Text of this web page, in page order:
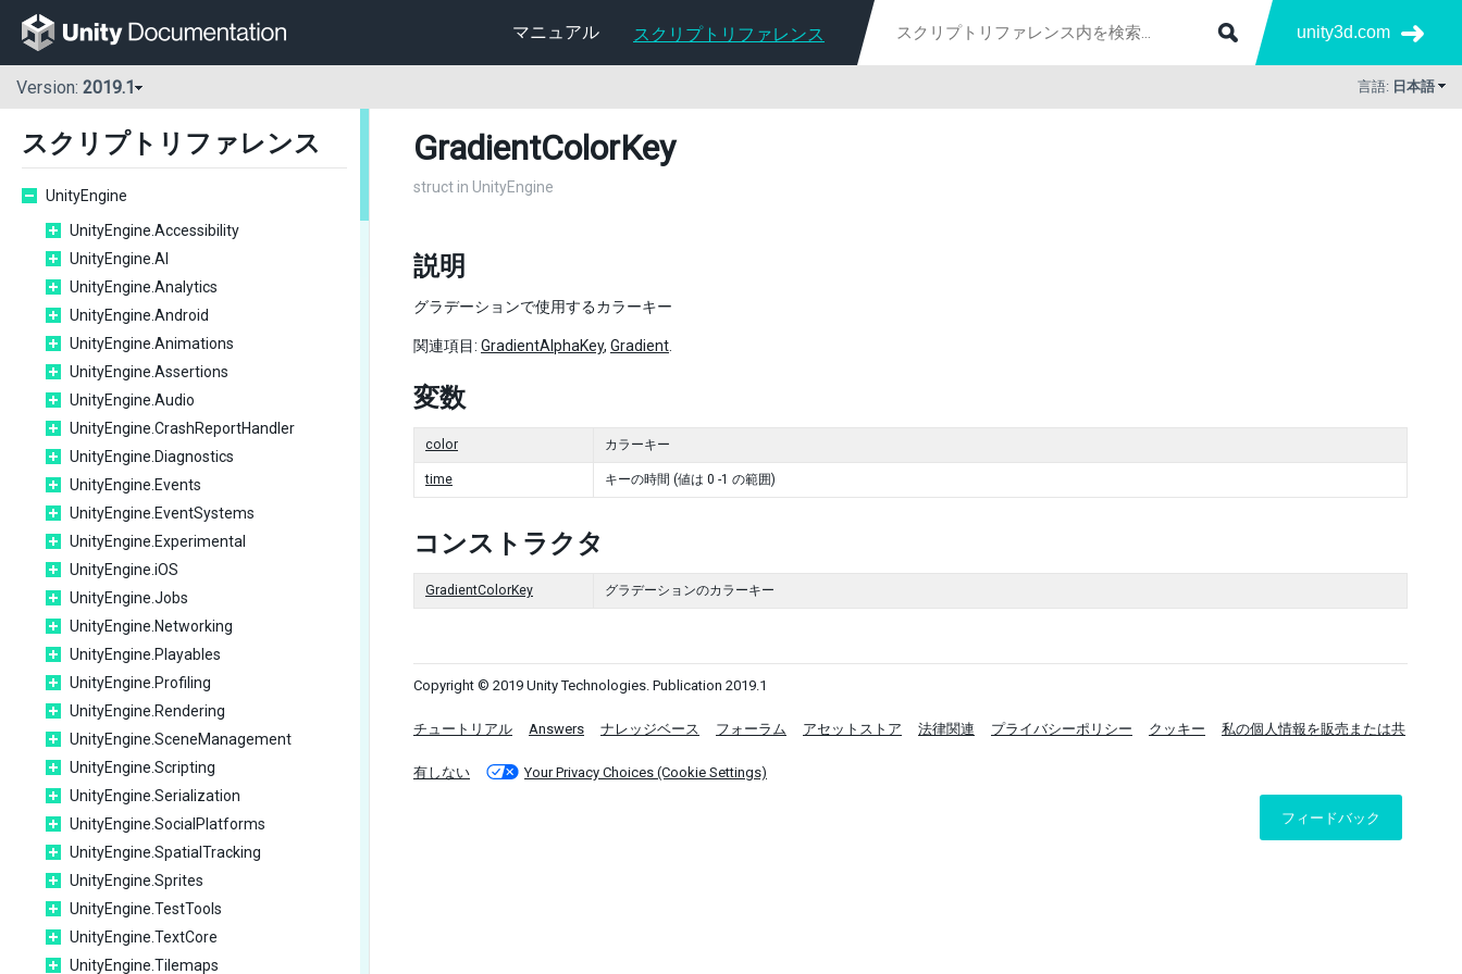
マニュアル スクリプトリファレンス unity3d.com
Version: 2019.1 言語: 日本語
スクリプトリファレンス
UnityEngine
UnityEngine.Accessibility
UnityEngine.AI
UnityEngine.Analytics
UnityEngine.Android
UnityEngine.Animations
UnityEngine.Assertions
UnityEngine.Audio
UnityEngine.CrashReportHandler
UnityEngine.Diagnostics
UnityEngine.Events
UnityEngine.EventSystems
UnityEngine.Experimental
UnityEngine.iOS
UnityEngine.Jobs
UnityEngine.Networking
UnityEngine.Playables
UnityEngine.Profiling
UnityEngine.Rendering
UnityEngine.SceneManagement
UnityEngine.Scripting
UnityEngine.Serialization
UnityEngine.SocialPlatforms
UnityEngine.SpatialTracking
UnityEngine.Sprites
UnityEngine.TestTools
UnityEngine.TextCore
UnityEngine.Tilemaps
GradientColorKey
struct in UnityEngine
説明
グラデーションで使用するカラーキー
関連項目: GradientAlphaKey, Gradient
変数
color カラーキー
time キーの時間 (値は 0 -1 の範囲)
コンストラクタ
GradientColorKey グラデーションのカラーキー
Copyright © 2019 Unity Technologies. Publication 2019.1
チュートリアル Answers ナレッジベース フォーラム アセットストア 法律関連 プライバシーポリシー クッキー 私の個人情報を販売または共
有しない Your Privacy Choices (Cookie Settings)
フィードバック